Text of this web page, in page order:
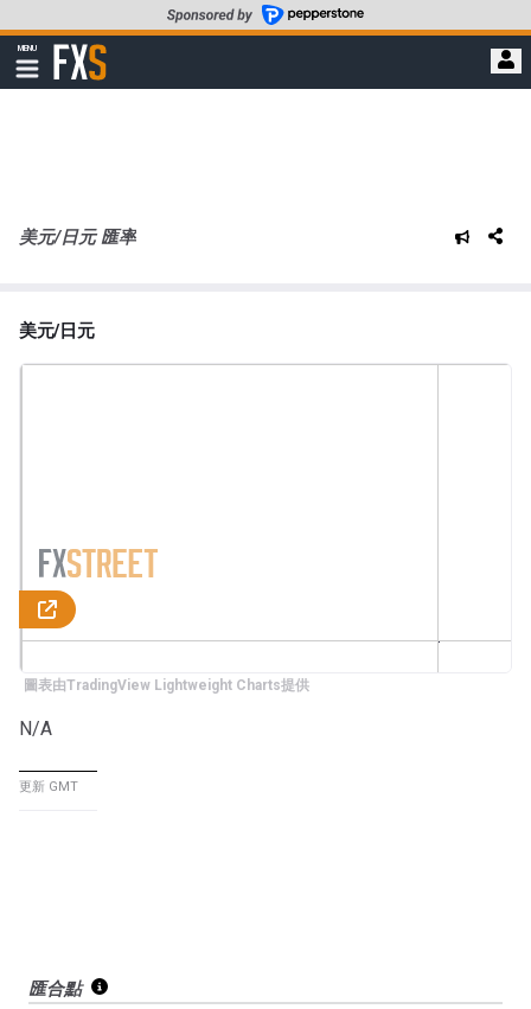
至
要
MENU
顯
示
FXStreet
美元/日元 匯率
美元/日元
圖表由TradingView Lightweight Charts提供
N/A
更新 GMT
匯合點